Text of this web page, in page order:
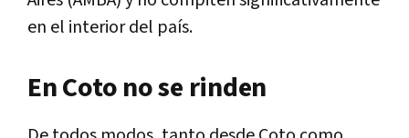
en el interior del país.
En Coto no se rinden